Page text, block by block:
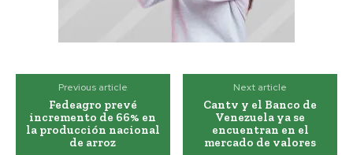
Previous article
Fedeagro prevé
incremento de 66% en
la producción nacional
de arroz
Next article
Cantv y el Banco de
Venezuela ya se
encuentran en el
mercado de valores